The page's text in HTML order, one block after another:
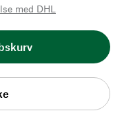
med DHL